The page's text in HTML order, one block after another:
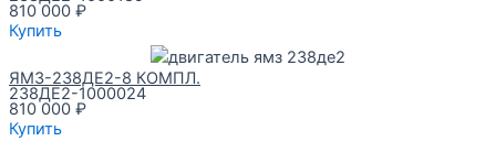
810 000 ₽
Купить
ЯМЗ-238ДЕ2-8 КОМПЛ.
238ДЕ2-1000024
810 000 ₽
Купить